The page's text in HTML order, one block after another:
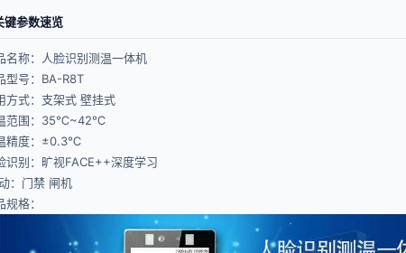
键参数速览
名称：人脸识别测温一体机
型号：BA-R8T
方式：支架式 壁挂式
范围：35℃~42℃
精度：±0.3℃
识别：旷视FACE++深度学习
：门禁 闸机
规格：